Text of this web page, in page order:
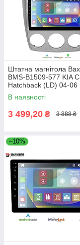
Штатна магнітола
BMS-B1509-577 KIA
Hatchback (LD) 04-06
В наявності
3 499,20 ₴ 3 888 ₴
–10%